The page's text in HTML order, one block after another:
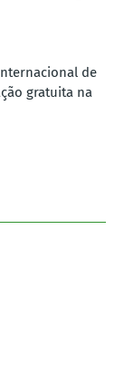
de
gratuita na